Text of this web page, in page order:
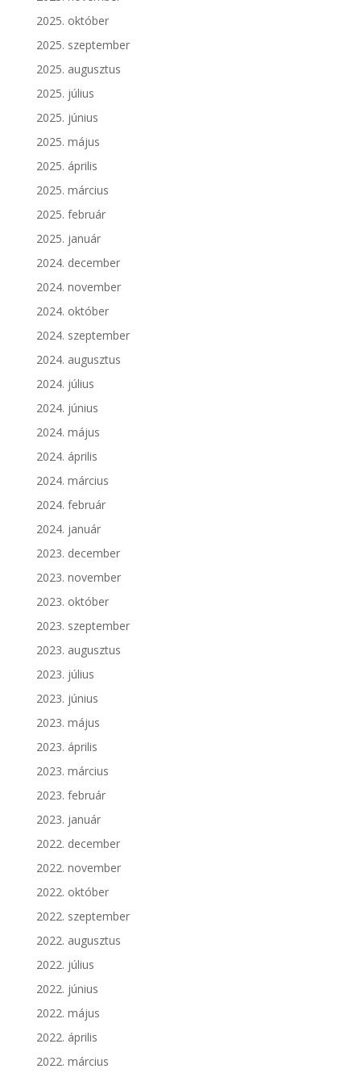
2025. október
2025. szeptember
2025. augusztus
2025. július
2025. június
2025. május
2025. április
2025. március
2025. február
2025. január
2024. december
2024. november
2024. október
2024. szeptember
2024. augusztus
2024. július
2024. június
2024. május
2024. április
2024. március
2024. február
2024. január
2023. december
2023. november
2023. október
2023. szeptember
2023. augusztus
2023. július
2023. június
2023. május
2023. április
2023. március
2023. február
2023. január
2022. december
2022. november
2022. október
2022. szeptember
2022. augusztus
2022. július
2022. június
2022. május
2022. április
2022. március